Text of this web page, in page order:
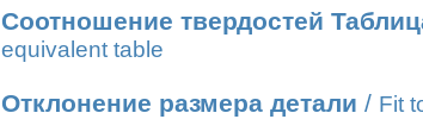
Соотношение твердостей
equivalent table
Отклонение размера детали / Fit